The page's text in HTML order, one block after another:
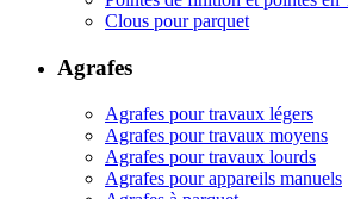
Clous pour parquet
Agrafes
Agrafes pour travaux légers
Agrafes pour travaux moyens
Agrafes pour travaux lourds
Agrafes pour appareils manuels